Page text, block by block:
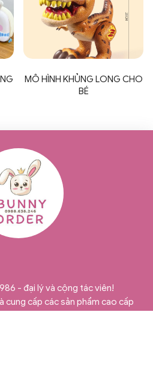
MÔ HÌNH KHỦNG LONG CHO
BÉ
- đại lý và cộng tác viên!
cung cấp các sản phẩm cao cấp